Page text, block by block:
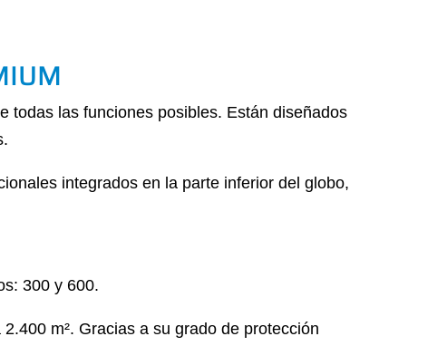
todas las funciones posibles. Están diseñados
integrados en la parte inferior del globo,
300 y 600.
m². Gracias a su grado de protección